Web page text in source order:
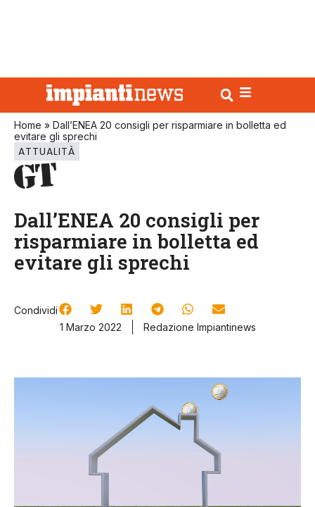
Home » Dall’ENEA 20 consigli per risparmiare in bolletta ed
evitare gli sprechi
ATTUALITÀ
Dall’ENEA 20 consigli per
risparmiare in bolletta ed
evitare gli sprechi
Condividi
1 Marzo 2022
Redazione Impiantinews